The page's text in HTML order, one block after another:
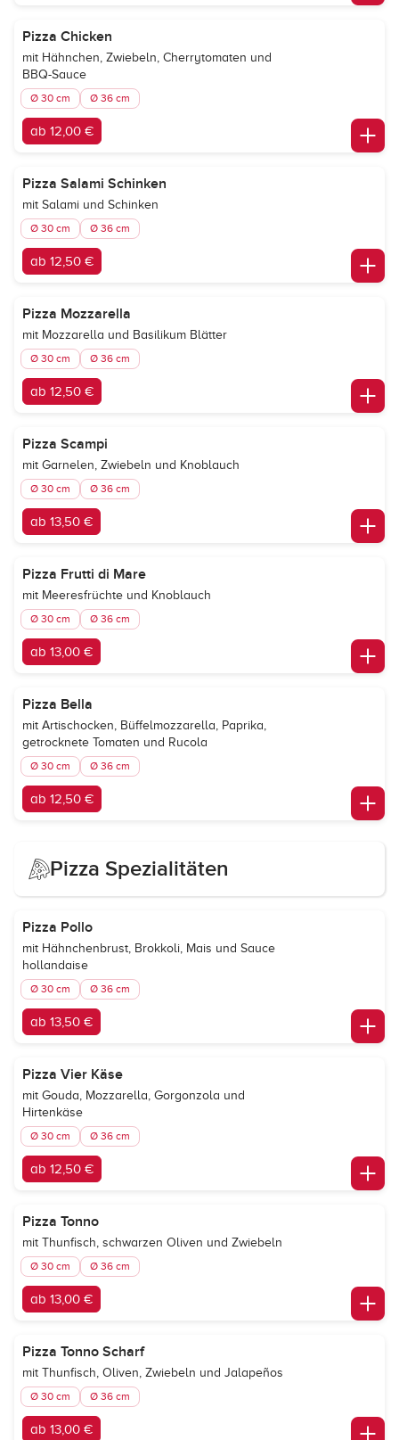
Pizza Chicken
mit Hähnchen, Zwiebeln, Cherrytomaten und
BBQ-Sauce
Ø 30 cm Ø 36 cm
ab 12,00 €
Pizza Salami Schinken
mit Salami und Schinken
Ø 30 cm Ø 36 cm
ab 12,50 €
Pizza Mozzarella
mit Mozzarella und Basilikum Blätter
Ø 30 cm Ø 36 cm
ab 12,50 €
Pizza Scampi
mit Garnelen, Zwiebeln und Knoblauch
Ø 30 cm Ø 36 cm
ab 13,50 €
Pizza Frutti di Mare
mit Meeresfrüchte und Knoblauch
Ø 30 cm Ø 36 cm
ab 13,00 €
Pizza Bella
mit Artischocken, Büffelmozzarella, Paprika,
getrocknete Tomaten und Rucola
Ø 30 cm Ø 36 cm
ab 12,50 €
Pizza Spezialitäten
Pizza Pollo
mit Hähnchenbrust, Brokkoli, Mais und Sauce
hollandaise
Ø 30 cm Ø 36 cm
ab 13,50 €
Pizza Vier Käse
mit Gouda, Mozzarella, Gorgonzola und
Hirtenkäse
Ø 30 cm Ø 36 cm
ab 12,50 €
Pizza Tonno
mit Thunfisch, schwarzen Oliven und Zwiebeln
Ø 30 cm Ø 36 cm
ab 13,00 €
Pizza Tonno Scharf
mit Thunfisch, Oliven, Zwiebeln und Jalapeños
Ø 30 cm Ø 36 cm
ab 13,00 €